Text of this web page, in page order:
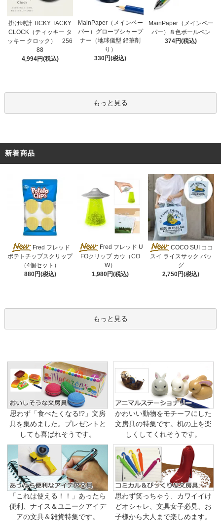
掛け時計 TICKY TACKY
CLOCK（ティッキー タ
ッキー クロック） 256
88
4,994円(税込)
MainPaper（メインペー
パー）グローブシャープ
ナー（地球儀型 鉛筆削
り）
330円(税込)
MainPaper（メインペー
パー）８色ボールペン
374円(税込)
もっと見る
新着商品
Fred フレッド
ポテトチップスクリップ
（4個セット）
880円(税込)
Fred フレッド U
FOクリップ カウ（CO
W）
1,980円(税込)
COCO SUI ココ
スイ ライスサック バッ
グ
2,750円(税込)
もっと見る
思わず「食べたくなる!?」文房
具を集めました。プレゼントと
しても喜ばれそうです。
かわいい動物をモチーフにした
文房具の特集です。机の上を楽
しくしてくれそうです。
「これは使える！！」あったら
便利、ナイス＆ユニークアイデ
アの文具＆雑貨特集です。
思わず笑っちゃう、カワイイけ
どオシャレ、文具女子必見、お
子様から大人まで楽しめます。